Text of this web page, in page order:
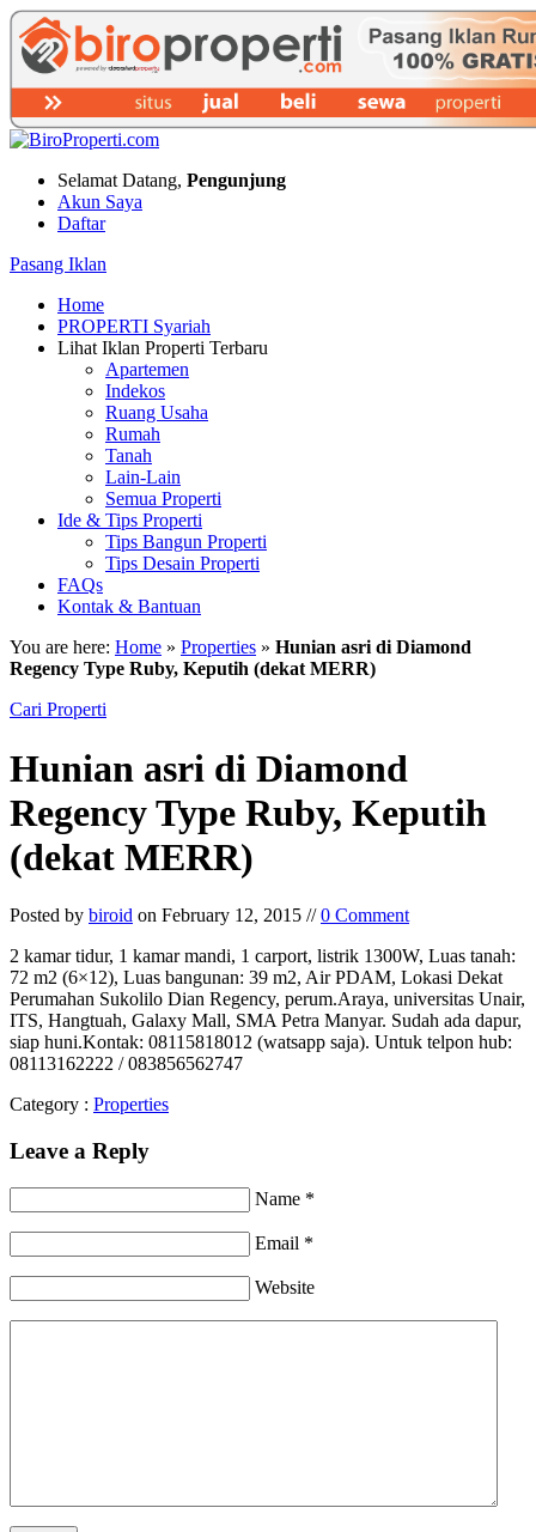
Selamat Datang, Pengunjung
Akun Saya
Daftar
Pasang Iklan
Home
PROPERTI Syariah
Lihat Iklan Properti Terbaru
Apartemen
Indekos
Ruang Usaha
Rumah
Tanah
Lain-Lain
Semua Properti
Ide & Tips Properti
Tips Bangun Properti
Tips Desain Properti
FAQs
Kontak & Bantuan
You are here: Home » Properties » Hunian asri di Diamond
Regency Type Ruby, Keputih (dekat MERR)
Cari Properti
Hunian asri di Diamond
Regency Type Ruby, Keputih
(dekat MERR)
Posted by biroid on February 12, 2015 //0 Comment
2 kamar tidur, 1 kamar mandi, 1 carport, listrik 1300W, Luas tanah:
72 m2 (6×12), Luas bangunan: 39 m2, Air PDAM, Lokasi Dekat
Perumahan Sukolilo Dian Regency, perum.Araya, universitas Unair,
ITS, Hangtuah, Galaxy Mall, SMA Petra Manyar. Sudah ada dapur,
siap huni.Kontak: 08115818012 (watsapp saja). Untuk telpon hub:
08113162222 / 083856562747
Category : Properties
Leave a Reply
Name *
Email *
Website